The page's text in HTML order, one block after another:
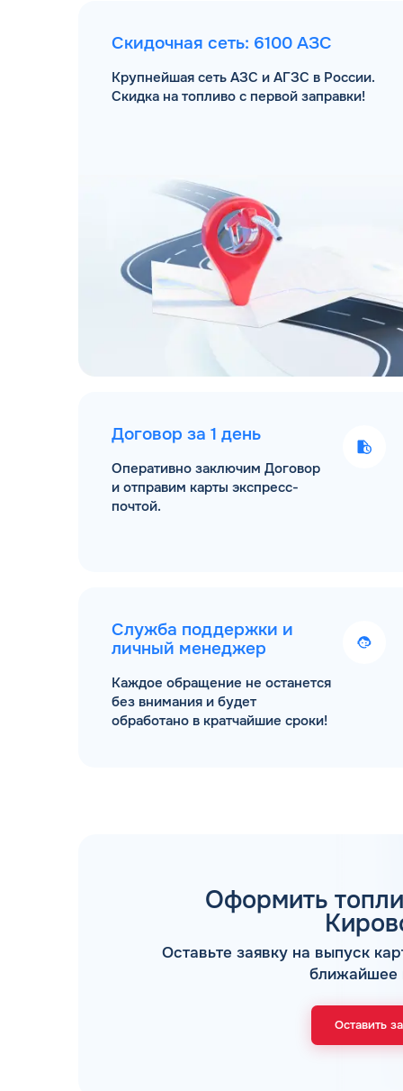
Скидочная сеть: 6100 АЗС
Крупнейшая сеть АЗС и АГЗС в России.
Скидка на топливо с первой заправки!
Договор за 1 день
Оперативно заключим Договор
и отправим карты экспресс-
почтой.
Служба поддержки и
личный менеджер
Каждое обращение не останется
без внимания и будет
обработано в кратчайшие сроки!
Оформить
Оставьте заявку на выпуск
ближайшее
Оставить
Мы свяжемся с